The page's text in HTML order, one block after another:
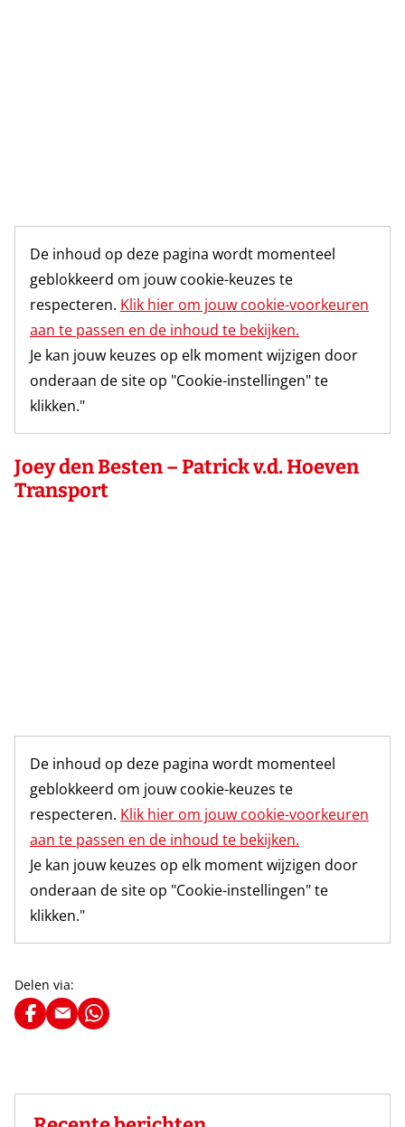
De inhoud op deze pagina wordt momenteel
geblokkeerd om jouw cookie-keuzes te
respecteren. Klik hier om jouw cookie-voorkeuren
aan te passen en de inhoud te bekijken.
Je kan jouw keuzes op elk moment wijzigen door
onderaan de site op "Cookie-instellingen" te
klikken."
Joey den Besten – Patrick v.d. Hoeven
Transport
De inhoud op deze pagina wordt momenteel
geblokkeerd om jouw cookie-keuzes te
respecteren. Klik hier om jouw cookie-voorkeuren
aan te passen en de inhoud te bekijken.
Je kan jouw keuzes op elk moment wijzigen door
onderaan de site op "Cookie-instellingen" te
klikken."
Delen via: